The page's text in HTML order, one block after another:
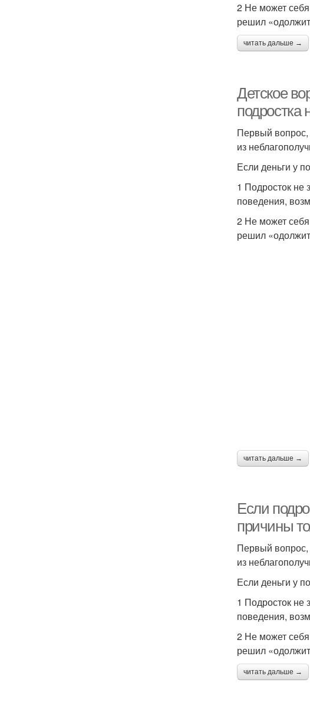
2 Не может
решил
читать дальше →
Детское
подростка
Первый вопрос,
из
Если деньги у
1 Подросток не
поведения,
2 Не может
решил
читать дальше →
Если
причины
Первый вопрос,
из
Если деньги у
1 Подросток не
поведения,
2 Не может
решил
читать дальше →